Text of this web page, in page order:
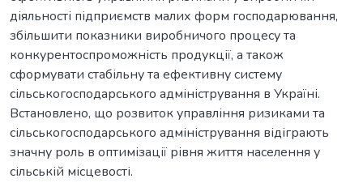
діяльності підприємств малих форм господарювання,
збільшити показники виробничого процесу та
конкурентоспроможність продукції, а також
сформувати стабільну та ефективну систему
сільськогосподарського адміністрування в Україні.
Встановлено, що розвиток управління ризиками та
сільськогосподарського адміністрування відіграють
значну роль в оптимізації рівня життя населення у
сільській місцевості.